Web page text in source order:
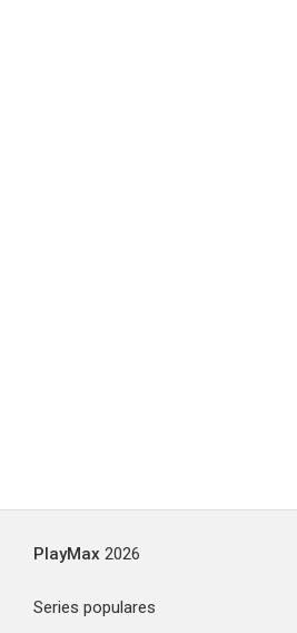
PlayMax 2026
Series populares